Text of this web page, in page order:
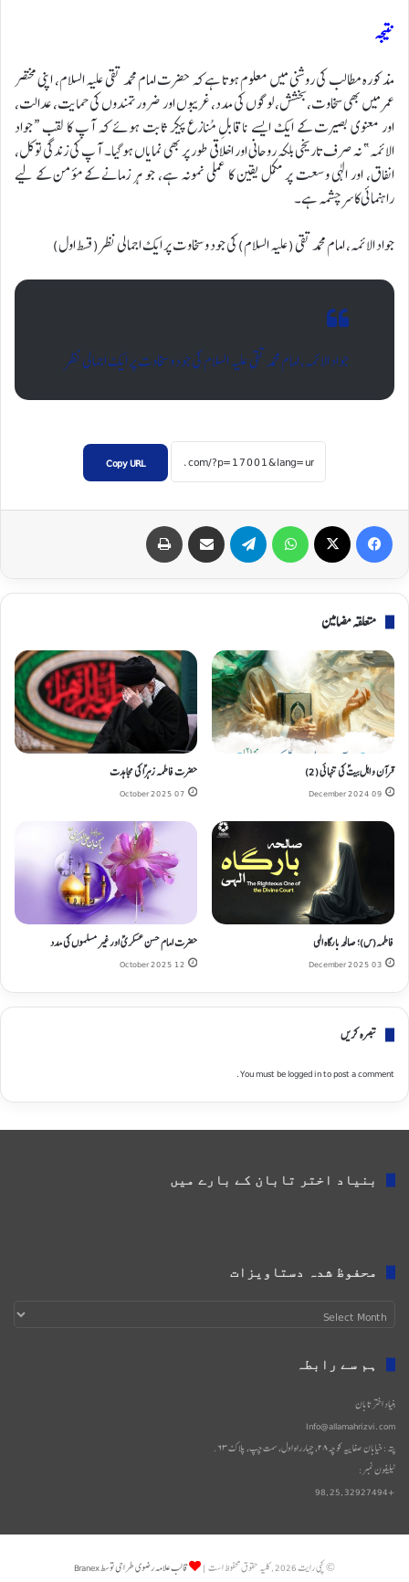
نتیجہ
مذکورہ مطالب کی روشنی میں معلوم ہوتا ہے کہ حضرت امام محمد تقی علیہ السلام، اپنی مختصر
عمر میں بھی سخاوت، بخشش، لوگوں کی مدد، غریبوں اور ضرورتمندوں کی حمایت، عدالت،
اور معنوی بصیرت کے ایک ایسے ناقابلِ مُنازع پیکر ثابت ہوئے کہ آپ کا لقب “جواد
الائمہ” نہ صرف تاریخی بلکہ روحانی اور اخلاقی طور پر بھی نمایاں ہوگیا۔ آپ کی زندگی توکل،
انفاق، اور الٰہی وسعت پر مکمل یقین کا عملی نمونہ ہے، جو ہر زمانے کے مؤمن کے لیے
راہنمائی کا سرچشمہ ہے۔
جواد الائمہ، امام محمد تقی (علیہ السلام) کی جود و سخاوت پر ایک اجمالی نظر (قسط اول)
جواد الائمہ، امام محمد تقی علیہ السلام کی جود و سخاوت پر ایک اجمالی نظر
Copy URL
متعلقہ مضامین
قرآن و اہل بیتؑ کی تنہائی (2)
09 December 2024
حضرت فاطمہ زہراؑ کی مجاہدت
07 October 2025
فاطمہ(س)؛ صالحہ بارگاہ الہی
03 December 2025
حضرت امام حسن عسکریؑ اور غیر مسلموں کی مدد
12 October 2025
تبصره کریں
You must belogged into post a comment.
بنیاد اختر تابان کے بارے میں
محفوظ شدہ دستاویزات
محفوظ
ہم سے رابطہ
بنیاد اختر تابان
Info@allamahrizvi.com
پتہ: خیابان صفاییه کوچه۲۸، چهار‌راه اول، سمت چپ، پلاک۶۳.
ٹیلیفون نمبر:
+98,25,32927494
© کپی رایت 2026, کلیه حقوق محفوظ است | قالب علامه رضوی طراحی توسط Branex